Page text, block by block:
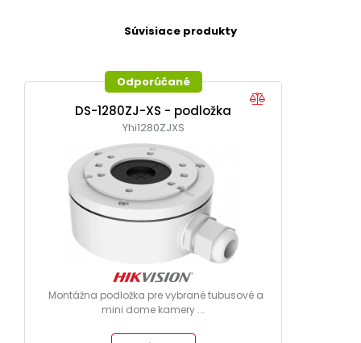
Súvisiace produkty
Odporúčané
DS-1280ZJ-XS - podložka
Yhi1280ZJXS
Montážna podložka pre vybrané tubusové a
mini dome kamery ...